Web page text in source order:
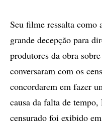
Seu filme ressalta como
grande decepção para
produtores da obra
conversaram com os
concordarem em fazer
causa da falta de
censurado foi exibido